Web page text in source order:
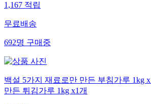
1,167 적립
무료배송
692명 구매중
백설 5가지 재료로만 만든 부침가루 1kg
만든 튀김가루 1kg x1개